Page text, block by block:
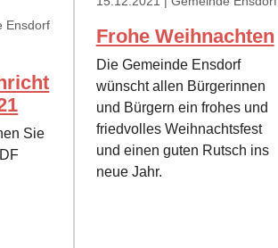
Ensdorf
Sie
Frohe Weihnachten
Die Gemeinde Ensdorf
wünscht allen Bürgerinnen
und Bürgern ein frohes und
friedvolles Weihnachtsfest
und einen guten Rutsch ins
neue Jahr.